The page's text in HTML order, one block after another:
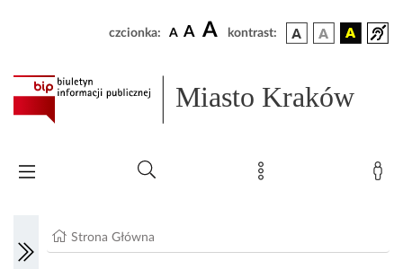
czcionka: A A A kontrast:
Miasto Kraków
Strona Główna